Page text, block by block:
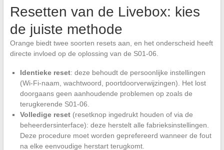
Resetten van de Livebox: kies
de juiste methode
Orange biedt twee soorten resets aan, en het onderscheid heeft
directe invloed op de oplossing van de S01-06.
Identieke reset: deze behoudt de persoonlijke instellingen
(Wi-Fi-naam, wachtwoord, poortdoorverwijzingen). Het lost
doorgaans geen aanhoudende problemen op zoals de
terugkerende S01-06.
Volledige reset(resetknop ingedrukt houden of via de
beheerdersinterface): deze herstelt alle fabrieksinstellingen.
Deze procedure moet worden geprefereerd wanneer de fout
na elke eenvoudige herstart terugkomt.